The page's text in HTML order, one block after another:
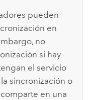
pueden
en
no
si hay
el servicio
sincronización o
en una